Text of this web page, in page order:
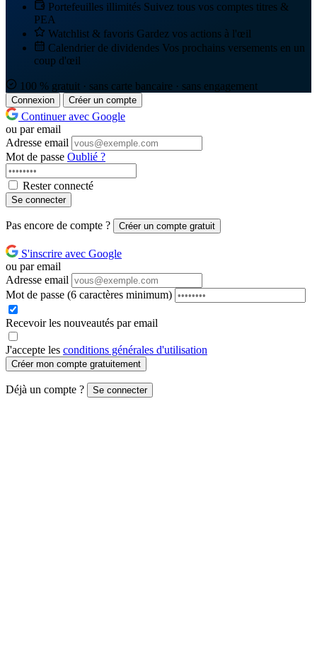
Portefeuilles illimités Suivez tous vos comptes titres &
PEA
Watchlist & favoris Gardez vos actions à l'œil
Calendrier de dividendes Vos prochains versements en un
coup d'œil
100 % gratuit · sans carte bancaire · sans engagement
Connexion Créer un compte
Continuer avec Google
ou par email
Adresse email
Mot de passe Oublié ?
Rester connecté
Se connecter
Pas encore de compte ? Créer un compte gratuit
S'inscrire avec Google
ou par email
Adresse email
Mot de passe (6 caractères minimum)
Recevoir les nouveautés par email
J'accepte les conditions générales d'utilisation
Créer mon compte gratuitement
Déjà un compte ? Se connecter